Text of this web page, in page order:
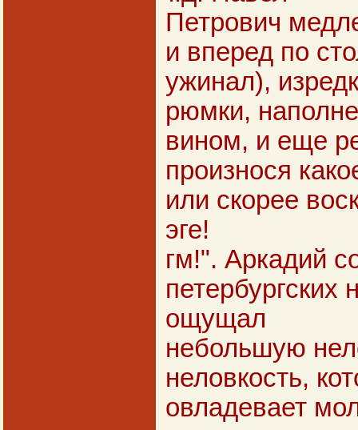
Петрович
и вперед по
ужинал),
рюмки,
вином, и еще
произнося
или скорее
эге!
гм!". Аркадий
петербургских
ощущал
небольшую
неловкость,
овладевает